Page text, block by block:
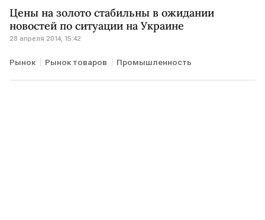
Цены на золото стабильны в ожидании
новостей по ситуации на Украине
28 апреля 2014, 15:42
Рынок Рынок товаров Промышленность